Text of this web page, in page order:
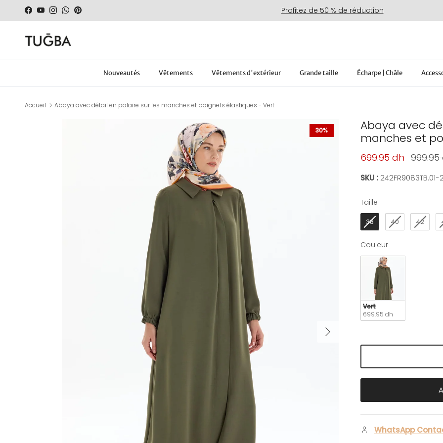
Aller au contenu
Facebook
YouTubeInstagram
WhatsApp
Pinterest Profitez de 50 % de réduction
Nouveautés Vêtements Vêtements d'extérieur Grande taille Écharpe | Châle
Accueil Abaya avec détail en polaire sur les manches et poignets élastiques - Vert
Suivant
30%
Abaya avec
manches et
Prix soldé
699.95 dh Prix
SKU :
TailleTaille
38 40 42
CouleurCouleur
Vert
699.95 dh
WhatsApp